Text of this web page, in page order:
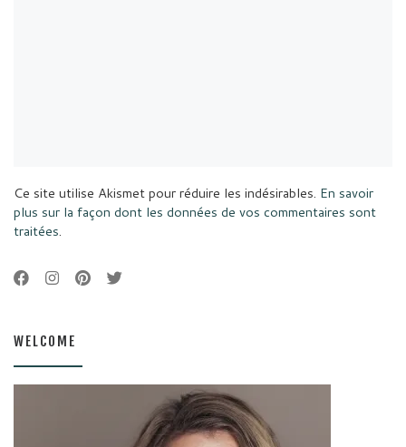
Ce site utilise Akismet pour réduire les indésirables. En savoir
plus sur la façon dont les données de vos commentaires sont
traitées.
WELCOME